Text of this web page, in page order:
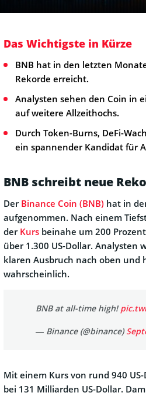
Das Wichtigste in Kürze
BNB hat in den letzten
Rekorde erreicht.
Analysten sehen den Coin in
auf weitere Allzeithochs.
Durch Token-Burns, DeFi-
ein spannender Kandidat für
BNB schreibt neue
Der Binance Coin (BNB) hat in
aufgenommen. Nach einem
der Kurs beinahe um 200
über 1.300 US-Dollar. Analysten
klaren Ausbruch nach oben und
wahrscheinlich.
BNB at all-time high!
— Binance (@binance)
Mit einem Kurs von rund 940
bei 131 Milliarden US-Dollar.